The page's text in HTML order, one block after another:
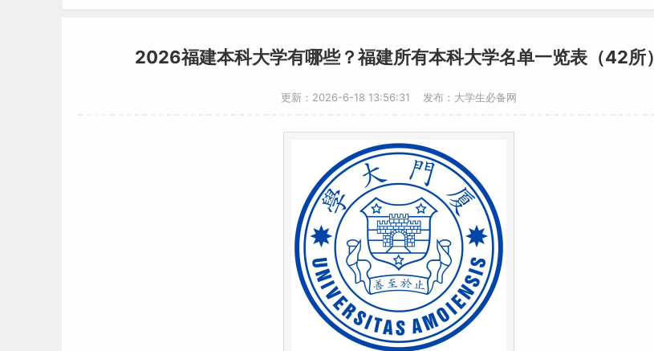
2026福建本科大学有哪些？福建所有本科大学名单一览表（42所）
更新：2026-6-18 13:56:31 发布：大学生必备网